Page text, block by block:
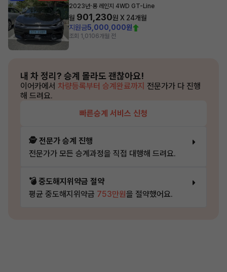
2023년·롱 레인지 4WD GT-Line
월 901,230원 X 24개월
지원금5,000,000원
조회 1,0106개월 전
내 차 정리? 승계 몰라도 괜찮아요!
이어카에서 차량등록부터 승계완료까지 전문가가 다 진행
해 드려요.
빠른승계 서비스 신청
🕵️ 전문가 승계 진행
전문가가 모든 승계과정을 직접 대행해 드려요.
💣 중도해지위약금 절약
평균 중도해지위약금 753만원을 절약했어요.